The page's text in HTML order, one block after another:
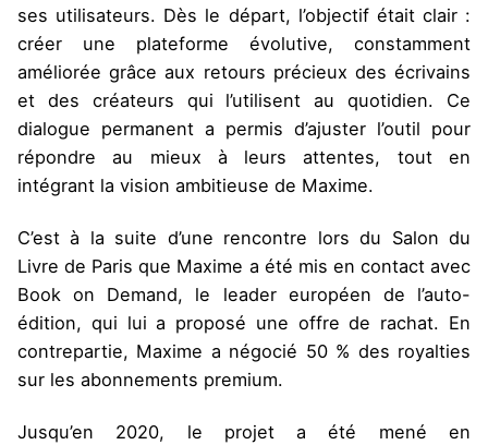
ses utilisateurs. Dès le départ, l’objectif était clair :
créer une plateforme évolutive, constamment
améliorée grâce aux retours précieux des écrivains
et des créateurs qui l’utilisent au quotidien. Ce
dialogue permanent a permis d’ajuster l’outil pour
répondre au mieux à leurs attentes, tout en
intégrant la vision ambitieuse de Maxime.
C’est à la suite d’une rencontre lors du Salon du
Livre de Paris que Maxime a été mis en contact avec
Book on Demand, le leader européen de l’auto-
édition, qui lui a proposé une offre de rachat. En
contrepartie, Maxime a négocié 50 % des royalties
sur les abonnements premium.
Jusqu’en 2020, le projet a été mené en